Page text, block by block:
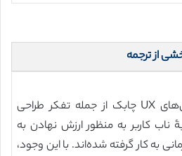
از ترجمه
پیشینۀ تاریخی متن: روش‌های UX چابک از جمله تفکر طراحی
ناب کاربر به منظور ارزش نهادن به
به کار گرفته شده‌اند. با این وجود،